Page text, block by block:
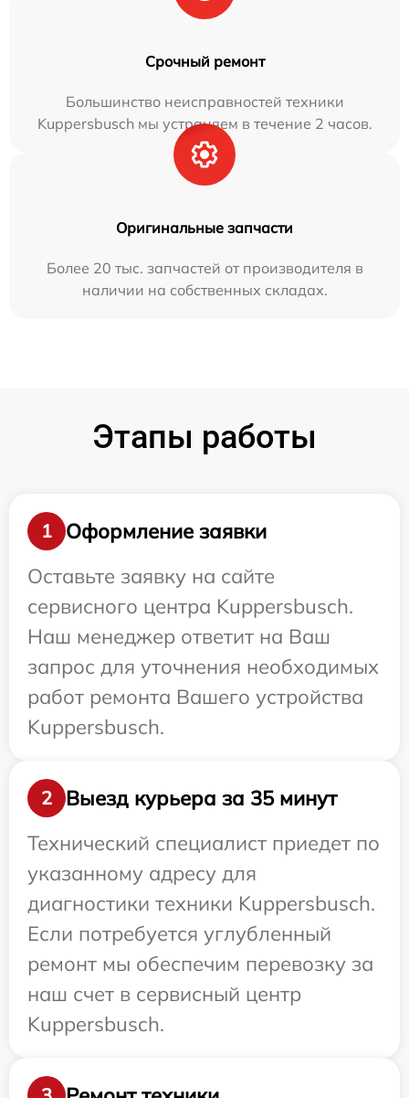
Срочный ремонт
Большинство неисправностей техники
Kuppersbusch мы устраняем в течение 2 часов.
Оригинальные запчасти
Более 20 тыс. запчастей от производителя в
наличии на собственных складах.
Этапы работы
1
Оформление заявки
Оставьте заявку на сайте
сервисного центра Kuppersbusch.
Наш менеджер ответит на Ваш
запрос для уточнения необходимых
работ ремонта Вашего устройства
Kuppersbusch.
2
Выезд курьера за 35 минут
Технический специалист приедет по
указанному адресу для
диагностики техники Kuppersbusch.
Если потребуется углубленный
ремонт мы обеспечим перевозку за
наш счет в сервисный центр
Kuppersbusch.